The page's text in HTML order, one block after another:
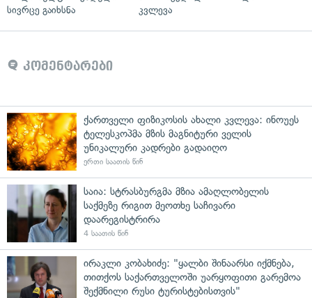
სივრცე გაიხსნა
კვლევა
კომენტარები
ქართველი ფიზიკოსის ახალი კვლევა: ინოუეს
ტელესკოპმა მზის მაგნიტური ველის
უნიკალური კადრები გადაიღო
ერთი საათის წინ
საია: სტრასბურგმა მზია ამაღლობელის
საქმეზე რიგით მეოთხე საჩივარი
დაარეგისტრირა
4 საათის წინ
ირაკლი კობახიძე: "ყალბი შინაარსი იქმნება,
თითქოს საქართველოში უარყოფითი გარემოა
შექმნილი რუსი ტურისტებისთვის"